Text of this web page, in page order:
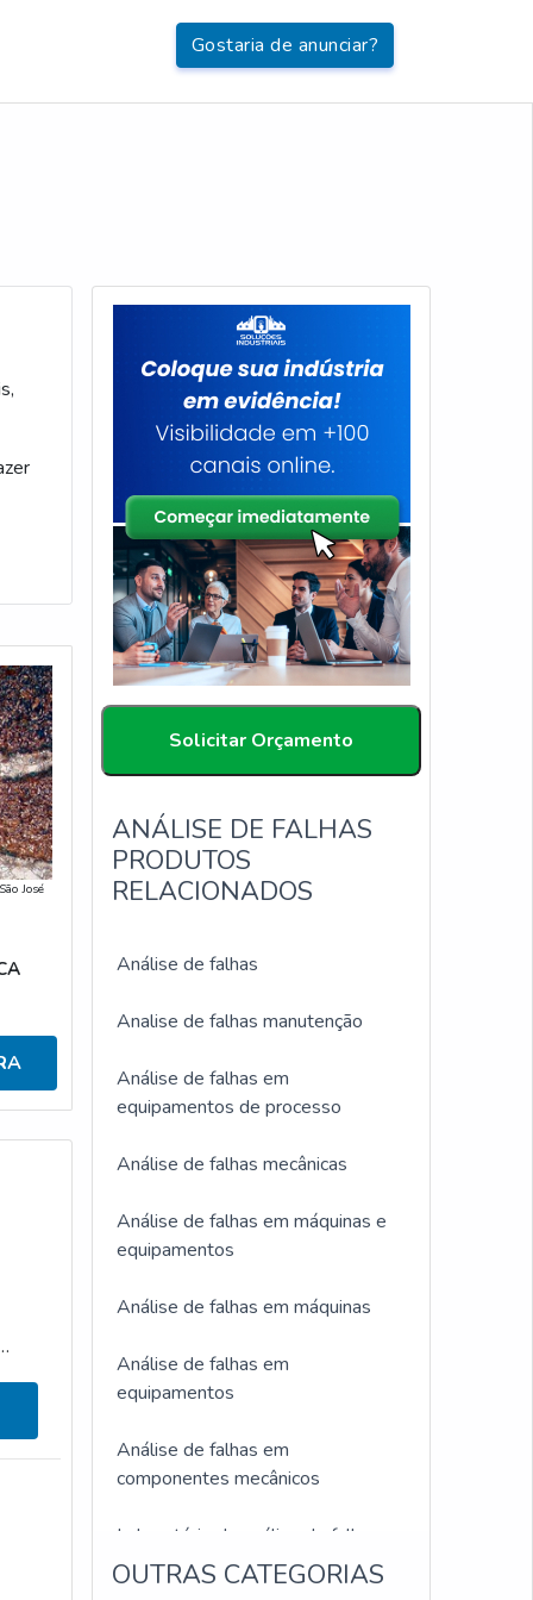
Gostaria de anunciar?
José
Solicitar Orçamento
ANÁLISE DE FALHAS
PRODUTOS
RELACIONADOS
Análise de falhas
Analise de falhas manutenção
Análise de falhas em
equipamentos de processo
Análise de falhas mecânicas
Análise de falhas em máquinas e
equipamentos
Análise de falhas em máquinas
Análise de falhas em
equipamentos
Análise de falhas em
componentes mecânicos
Laboratório de análise de falhas
OUTRAS CATEGORIAS